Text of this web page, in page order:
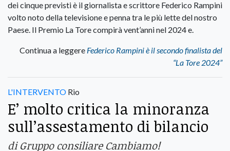
dei cinque previsti è il giornalista e scrittore Federico Rampini
volto noto della televisione e penna tra le più lette del nostro
Paese. Il Premio La Tore compirà vent’anni nel 2024 e.
Continua a leggere Federico Rampini è il secondo finalista del
“La Tore 2024”
L'INTERVENTO Rio
E’ molto critica la minoranza
sull’assestamento di bilancio
di Gruppo consiliare Cambiamo!